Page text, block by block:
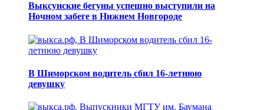
Выксунские бегуны успешно выступили на
Ночном забеге в Нижнем Новгороде
В Шиморском водитель сбил 16-летнюю
девушку